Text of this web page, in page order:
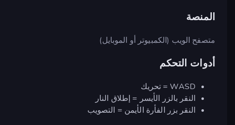
المنصة
متصفح الويب (الكمبيوتر أو الموبايل)
أدوات التحكم
WASD = تحريك
النقر بالزر الأيسر = إطلاق النار
النقر بزر الفأرة الأيمن = التصويب